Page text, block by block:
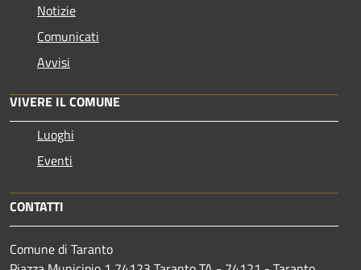
Notizie
Comunicati
Avvisi
VIVERE IL COMUNE
Luoghi
Eventi
CONTATTI
Comune di Taranto